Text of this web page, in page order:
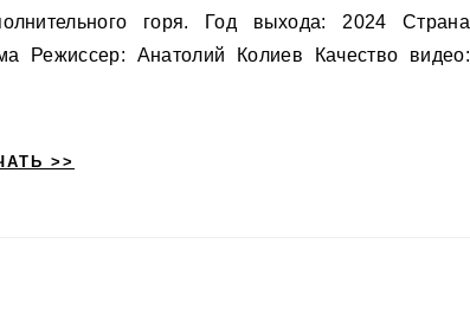
горя. Год выхода: 2024 Страна
Режиссер: Анатолий Колиев Качество видео:
>>